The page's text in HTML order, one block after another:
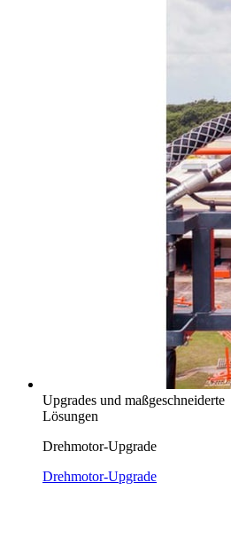
Upgrades und maßgeschneiderte
Lösungen
Drehmotor-Upgrade
Drehmotor-Upgrade